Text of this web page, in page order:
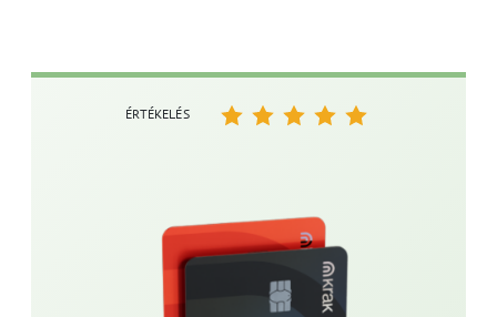
ÉRTÉKELÉS